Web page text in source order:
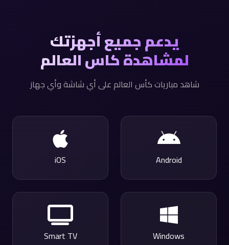
يدعم جميع أجهزتك
لمشاهدة كاس العالم
شاهد مباريات كأس العالم على أي شاشة وأي جهاز
Android
iOS
Windows
Smart TV